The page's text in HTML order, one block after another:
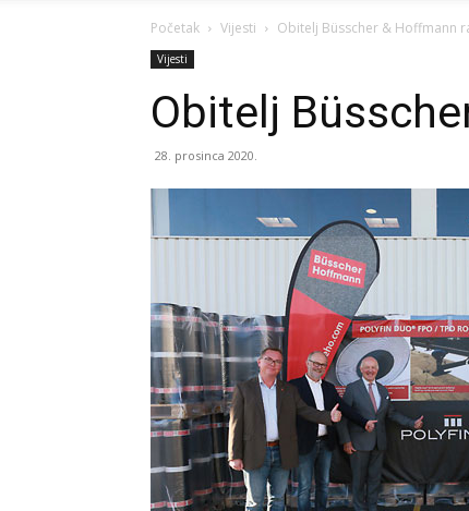
Početak Vijesti Obitelj Büsscher & Hoffmann
Vijesti
Obitelj
28. prosinca 2020.